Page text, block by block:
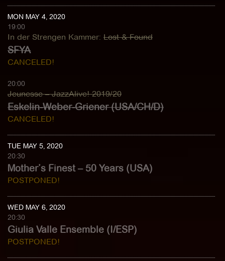
MON MAY 4, 2020
19:00
In der Strengen Kammer: Lost & Found
SFYA
CANCELED!
20:00
Jeunesse – JazzAlive! 2019/20
Eskelin-Weber-Griener (USA/CH/D)
CANCELED!
TUE MAY 5, 2020
20:30
Mother’s Finest – 50 Years (USA)
POSTPONED!
WED MAY 6, 2020
20:30
Giulia Valle Ensemble (I/ESP)
POSTPONED!